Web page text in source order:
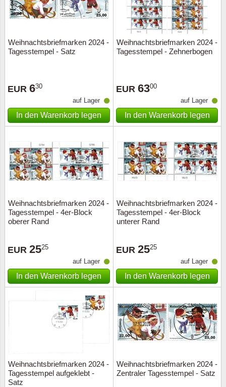
Weihnachtsbriefmarken 2024 -
Tagesstempel - Satz
EUR 630
auf Lager
In den Warenkorb legen
Weihnachtsbriefmarken 2024 -
Tagesstempel - Zehnerbogen
EUR 6300
auf Lager
In den Warenkorb legen
Weihnachtsbriefmarken 2024 -
Tagesstempel - 4er-Block
oberer Rand
EUR 2525
auf Lager
In den Warenkorb legen
Weihnachtsbriefmarken 2024 -
Tagesstempel - 4er-Block
unterer Rand
EUR 2525
auf Lager
In den Warenkorb legen
Weihnachtsbriefmarken 2024 -
Tagesstempel aufgeklebt -
Satz
Weihnachtsbriefmarken 2024 -
Zentraler Tagesstempel - Satz